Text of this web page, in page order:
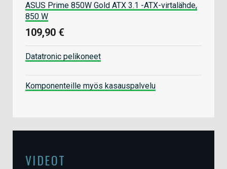
ASUS Prime 850W Gold ATX 3.1 -ATX-virtalähde,
850 W
109,90 €
Datatronic pelikoneet
Komponenteille myös kasauspalvelu
VIDEOT